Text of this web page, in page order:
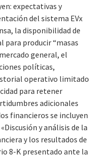
expectativas y
del sistema EVx
la disponibilidad de
para producir “masas
general, el
políticas,
operativo limitado
para retener
adicionales
financieros se incluyen
Discusión y análisis de la
y los resultados de
8-K presentado ante la